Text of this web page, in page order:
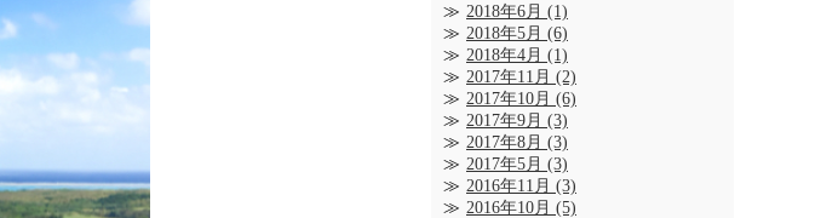
2018年6月 (1)
2018年5月 (6)
2018年4月 (1)
2017年11月 (2)
2017年10月 (6)
2017年9月 (3)
2017年8月 (3)
2017年5月 (3)
2016年11月 (3)
2016年10月 (5)